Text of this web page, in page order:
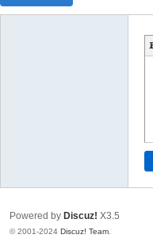
下
Powered by Discuz! X3.5
© 2001-2024 Discuz! Team